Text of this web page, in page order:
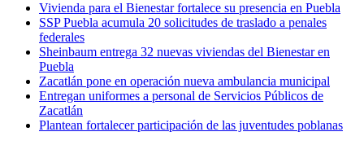
Vivienda para el Bienestar fortalece su presencia en Puebla
SSP Puebla acumula 20 solicitudes de traslado a penales
federales
Sheinbaum entrega 32 nuevas viviendas del Bienestar en
Puebla
Zacatlán pone en operación nueva ambulancia municipal
Entregan uniformes a personal de Servicios Públicos de
Zacatlán
Plantean fortalecer participación de las juventudes poblanas